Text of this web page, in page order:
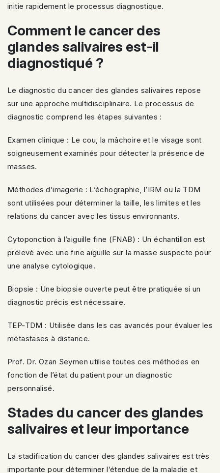
initie rapidement le processus diagnostique.
Comment le cancer des
glandes salivaires est-il
diagnostiqué ?
Le diagnostic du cancer des glandes salivaires repose
sur une approche multidisciplinaire. Le processus de
diagnostic comprend les étapes suivantes :
Examen clinique : Le cou, la mâchoire et le visage sont
soigneusement examinés pour détecter la présence de
masses.
Méthodes d’imagerie : L’échographie, l’IRM ou la TDM
sont utilisées pour déterminer la taille, les limites et les
relations du cancer avec les tissus environnants.
Cytoponction à l’aiguille fine (FNAB) : Un échantillon est
prélevé avec une fine aiguille sur la masse suspecte pour
une analyse cytologique.
Biopsie : Une biopsie ouverte peut être pratiquée si un
diagnostic précis est nécessaire.
TEP-TDM : Utilisée dans les cas avancés pour évaluer les
métastases à distance.
Prof. Dr. Ozan Seymen utilise toutes ces méthodes en
fonction de l’état du patient pour un diagnostic
personnalisé.
Stades du cancer des glandes
salivaires et leur importance
La stadification du cancer des glandes salivaires est très
importante pour déterminer l’étendue de la maladie et